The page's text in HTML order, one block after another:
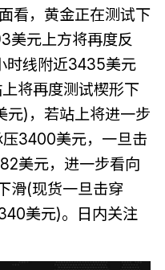
看，黄金正在测试下
美元上方将再度反
时线附近3435美元
将再度测试楔形下
)，若站上将进一步
3400美元，一旦击
美元，进一步看向
滑(现货一旦击穿
美元)。日内关注